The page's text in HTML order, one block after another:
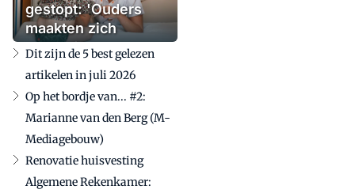
gestopt: 'Ouders
maakten zich
zorgen'
Dit zijn de 5 best gelezen
artikelen in juli 2026
Op het bordje van... #2:
Marianne van den Berg (M-
Mediagebouw)
Renovatie huisvesting
Algemene Rekenkamer: